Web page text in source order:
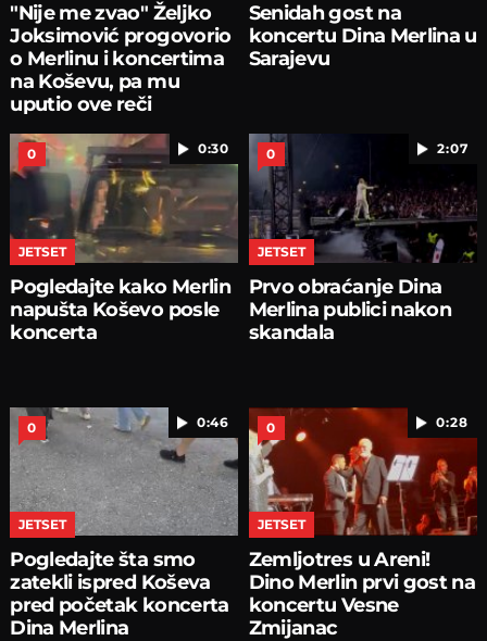
"Nije me zvao" Željko
Joksimović progovorio
o Merlinu i koncertima
na Koševu, pa mu
uputio ove reči
Senidah gost na
koncertu Dina Merlina u
Sarajevu
0:30
0
JETSET
Pogledajte kako Merlin
napušta Koševo posle
koncerta
2:07
0
JETSET
Prvo obraćanje Dina
Merlina publici nakon
skandala
0:46
0
JETSET
Pogledajte šta smo
zatekli ispred Koševa
pred početak koncerta
Dina Merlina
0:28
0
JETSET
Zemljotres u Areni!
Dino Merlin prvi gost na
koncertu Vesne
Zmijanac